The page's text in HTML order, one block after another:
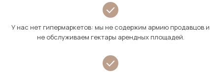
У нас нет гипермаркетов: мы не содержим армию продавцов и
не обслуживаем гектары арендных площадей.